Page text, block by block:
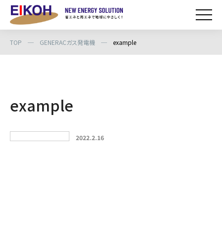
TOP ─ GENERACガス発電機 ─ example
example
2022.2.16